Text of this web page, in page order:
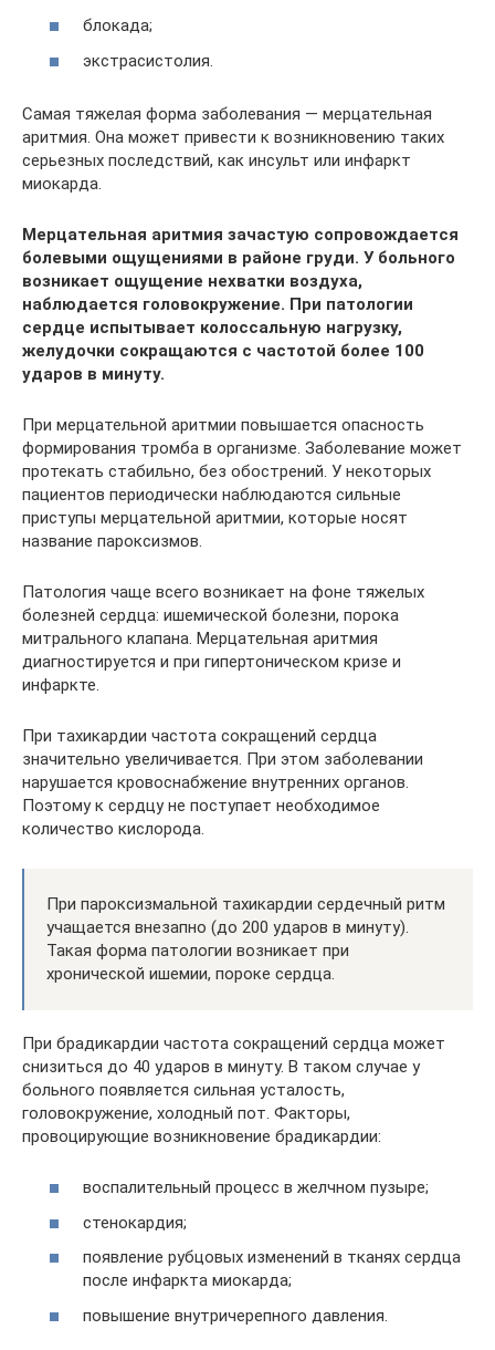
блокада;
экстрасистолия.
Самая тяжелая форма заболевания — мерцательная
аритмия. Она может привести к возникновению таких
серьезных последствий, как инсульт или инфаркт
миокарда.
Мерцательная аритмия зачастую сопровождается
болевыми ощущениями в районе груди. У больного
возникает ощущение нехватки воздуха,
наблюдается головокружение. При патологии
сердце испытывает колоссальную нагрузку,
желудочки сокращаются с частотой более 100
ударов в минуту.
При мерцательной аритмии повышается опасность
формирования тромба в организме. Заболевание может
протекать стабильно, без обострений. У некоторых
пациентов периодически наблюдаются сильные
приступы мерцательной аритмии, которые носят
название пароксизмов.
Патология чаще всего возникает на фоне тяжелых
болезней сердца: ишемической болезни, порока
митрального клапана. Мерцательная аритмия
диагностируется и при гипертоническом кризе и
инфаркте.
При тахикардии частота сокращений сердца
значительно увеличивается. При этом заболевании
нарушается кровоснабжение внутренних органов.
Поэтому к сердцу не поступает необходимое
количество кислорода.
При пароксизмальной тахикардии сердечный ритм
учащается внезапно (до 200 ударов в минуту).
Такая форма патологии возникает при
хронической ишемии, пороке сердца.
При брадикардии частота сокращений сердца может
снизиться до 40 ударов в минуту. В таком случае у
больного появляется сильная усталость,
головокружение, холодный пот. Факторы,
провоцирующие возникновение брадикардии:
воспалительный процесс в желчном пузыре;
стенокардия;
появление рубцовых изменений в тканях сердца
после инфаркта миокарда;
повышение внутричерепного давления.